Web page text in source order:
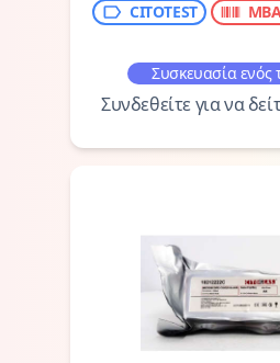
CITOTEST
Συσκευασία ενός
Συνδεθείτε για να